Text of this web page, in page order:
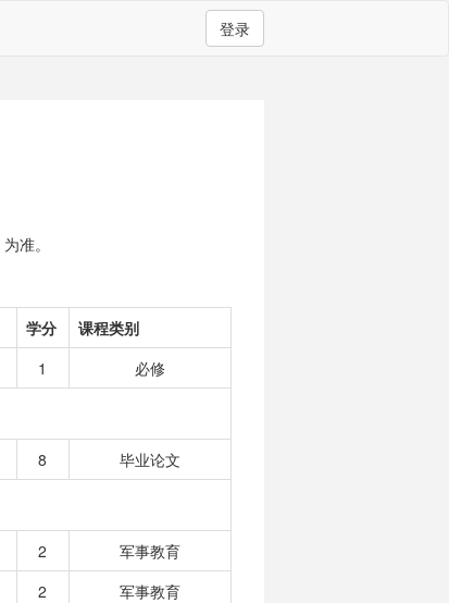
登录
为准。
学分
课程类别
1 必修
8 毕业论文
2
军事教育
2
军事教育